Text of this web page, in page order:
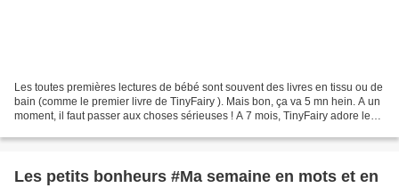
Les toutes premières lectures de bébé sont souvent des livres en tissu ou de
bain (comme le premier livre de TinyFairy ). Mais bon, ça va 5 mn hein. A un
moment, il faut passer aux choses sérieuses ! A 7 mois, TinyFairy adore les
Les petits bonheurs #Ma semaine en mots et en